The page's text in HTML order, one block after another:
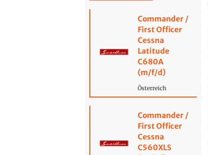
Commander /
First Officer
Cessna
Latitude
C680A
(m/f/d)
Österreich
Commander /
First Officer
Cessna
C560XLS